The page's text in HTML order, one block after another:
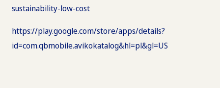
sustainability-low-cost
https://play.google.com/store/apps/details?
id=com.qbmobile.avikokatalog&hl=pl&gl=US